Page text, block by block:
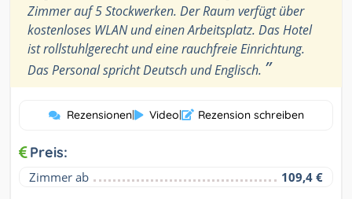
Zimmer auf 5 Stockwerken. Der Raum verfügt über
kostenloses WLAN und einen Arbeitsplatz. Das Hotel
ist rollstuhlgerecht und eine rauchfreie Einrichtung.
Das Personal spricht Deutsch und Englisch. ”
Rezensionen| Video| Rezension schreiben
Preis:
Zimmer ab 109,4 €